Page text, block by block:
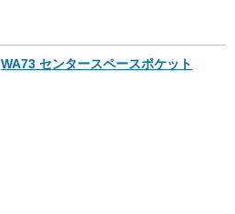
WA73 センタースペースポケット